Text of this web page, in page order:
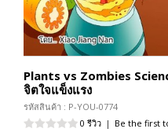
Plants vs Zombies
จิตใจแข็งแรง
รหัสสินค้า : P-YOU-0774
0 รีวิว | Be the first